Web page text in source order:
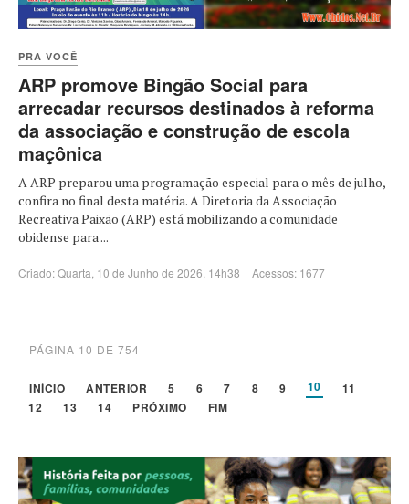
PRA VOCÊ
ARP promove Bingão Social para
arrecadar recursos destinados à reforma
da associação e construção de escola
maçônica
A ARP preparou uma programação especial para o mês de julho,
confira no final desta matéria. A Diretoria da Associação
Recreativa Paixão (ARP) está mobilizando a comunidade
obidense para ...
Criado: Quarta, 10 de Junho de 2026, 14h38 Acessos: 1677
PÁGINA 10 DE 754
INÍCIO ANTERIOR 5 6 7 8 9 10
11
12
13 14 PRÓXIMO FIM